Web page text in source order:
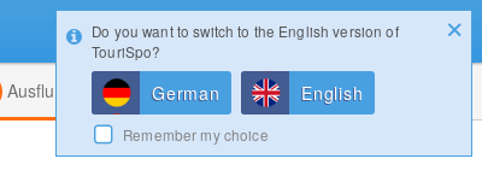
Kombiniert
Ausflugsziele Magazin
Login
Do you want to switch to the English version of
TouriSpo?
German English
Remember my choice
Konfigurator Gewinnspiele